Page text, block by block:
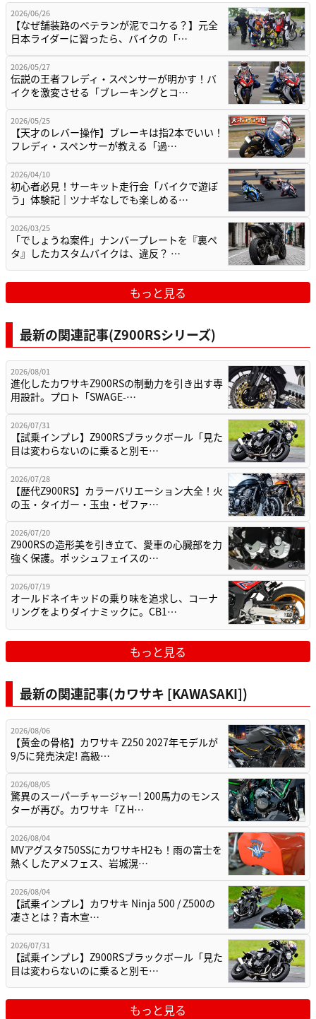
2026/06/26
【なぜ舗装路のベテランが泥でコケる？】元全
日本ライダーに習ったら、バイクの「…
2026/05/27
伝説の王者フレディ・スペンサーが明かす！バ
イクを激変させる「ブレーキングとコ…
2026/05/25
【天才のレバー操作】ブレーキは指2本でいい！
フレディ・スペンサーが教える「過…
2026/04/10
初心者必見！サーキット走行会「バイクで遊ぼ
う」体験記｜ツナギなしでも楽しめる…
2026/03/25
「でしょうね案件」ナンバープレートを『裏ペ
タ』したカスタムバイクは、違反？ …
もっと見る
最新の関連記事(Z900RSシリーズ)
2026/08/01
進化したカワサキZ900RSの制動力を引き出す専
用設計。プロト「SWAGE-…
2026/07/31
【試乗インプレ】Z900RSブラックボール「見た
目は変わらないのに乗ると別モ…
2026/07/28
【歴代Z900RS】カラーバリエーション大全！火
の玉・タイガー・玉虫・ゼファ…
2026/07/20
Z900RSの造形美を引き立て、愛車の心臓部を力
強く保護。ポッシュフェイスの…
2026/07/19
オールドネイキッドの乗り味を追求し、コーナ
リングをよりダイナミックに。CB1…
もっと見る
最新の関連記事(カワサキ [KAWASAKI])
2026/08/06
【黄金の骨格】カワサキ Z250 2027年モデルが
9/5に発売決定! 高級…
2026/08/05
驚異のスーパーチャージャー! 200馬力のモンス
ターが再び。カワサキ「Z H…
2026/08/04
MVアグスタ750SSにカワサキH2も！雨の富士を
熱くしたアメフェス、岩城滉…
2026/08/04
【試乗インプレ】カワサキ Ninja 500 / Z500の
凄さとは？青木宣…
2026/07/31
【試乗インプレ】Z900RSブラックボール「見た
目は変わらないのに乗ると別モ…
もっと見る